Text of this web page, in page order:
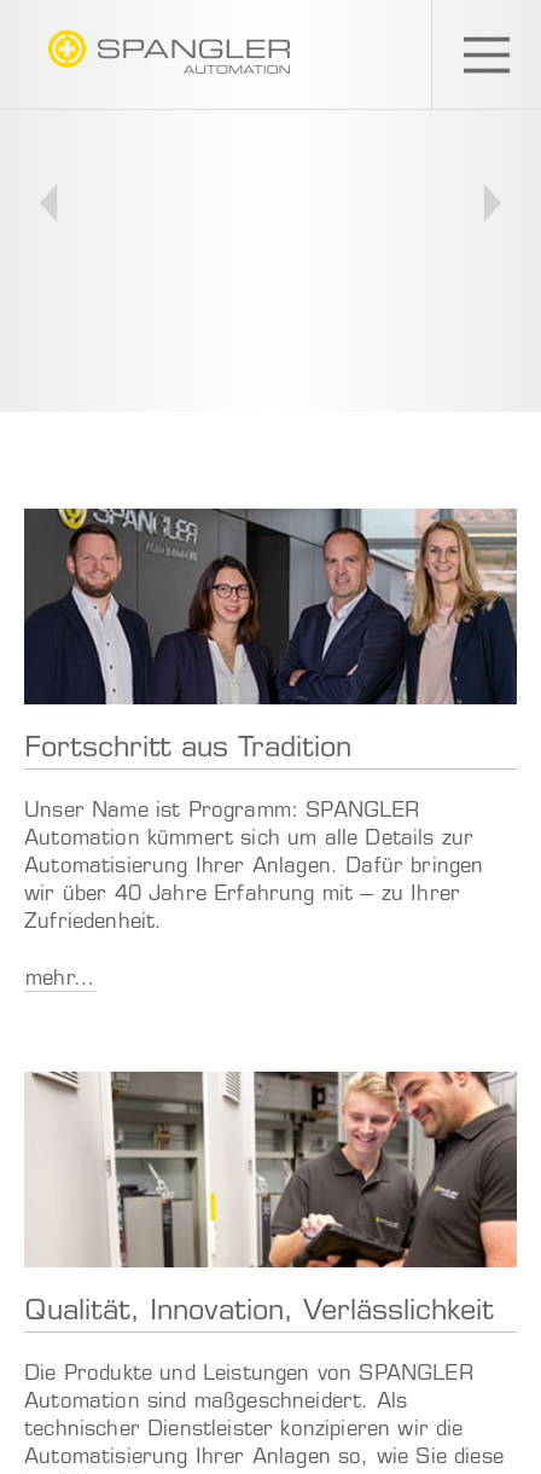
Fortschritt aus Tradition
Unser Name ist Programm: SPANGLER
Automation kümmert sich um alle Details zur
Automatisierung Ihrer Anlagen. Dafür bringen
wir über 40 Jahre Erfahrung mit – zu Ihrer
Zufriedenheit.
mehr…
Qualität, Innovation, Verlässlichkeit
Die Produkte und Leistungen von SPANGLER
Automation sind maßgeschneidert. Als
technischer Dienstleister konzipieren wir die
Automatisierung Ihrer Anlagen so, wie Sie diese